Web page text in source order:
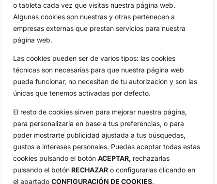
o tableta cada vez que visitas nuestra página web.
Algunas cookies son nuestras y otras pertenecen a
empresas externas que prestan servicios para nuestra
página web.
Las cookies pueden ser de varios tipos: las cookies
técnicas son necesarias para que nuestra página web
pueda funcionar, no necesitan de tu autorización y son las
únicas que tenemos activadas por defecto.
El resto de cookies sirven para mejorar nuestra página,
para personalizarla en base a tus preferencias, o para
poder mostrarte publicidad ajustada a tus búsquedas,
gustos e intereses personales. Puedes aceptar todas estas
cookies pulsando el botón ACEPTAR, rechazarlas
pulsando el botón RECHAZAR o configurarlas clicando en
el apartado CONFIGURACIÓN DE COOKIES.
Actualidad
Amateurs
Circuitos
Ryder Cup
Reglas
Compañía
Aviso Legal
Política de Privacidad
Publicidad
Newsletters
Copyright © 2025 OpenGolf | Diseño por